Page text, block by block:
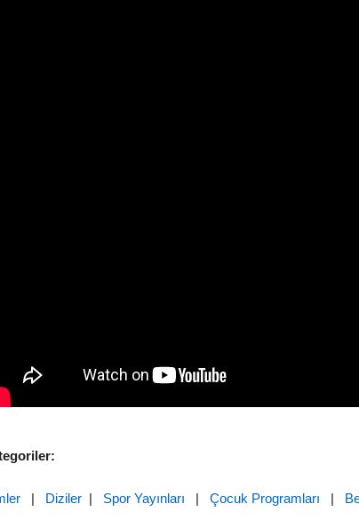
| Diziler | Spor Yayınları | Çocuk Programları |